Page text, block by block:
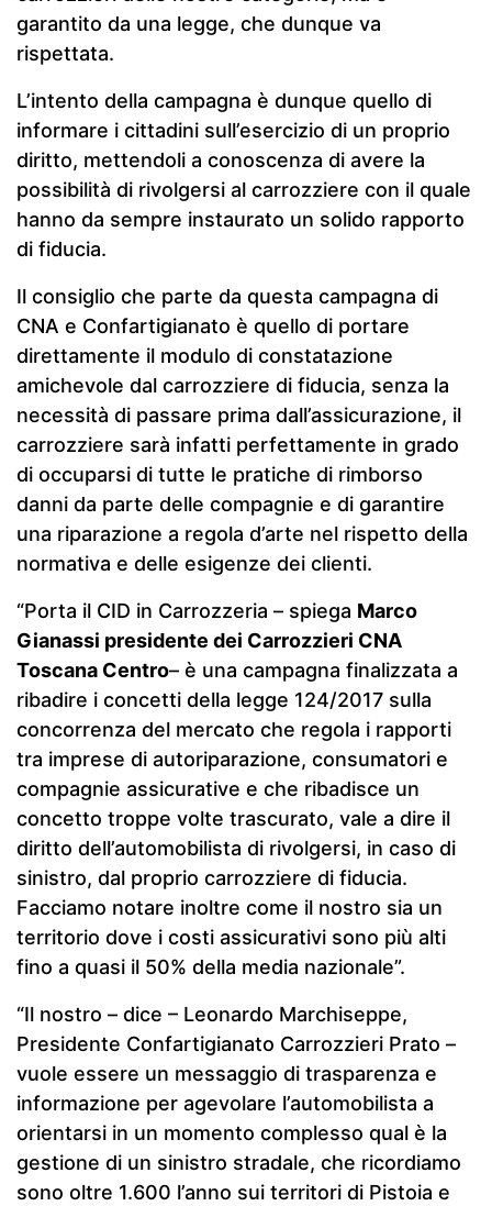
garantito da una legge, che dunque va
rispettata.
L’intento della campagna è dunque quello di
informare i cittadini sull’esercizio di un proprio
diritto, mettendoli a conoscenza di avere la
possibilità di rivolgersi al carrozziere con il quale
hanno da sempre instaurato un solido rapporto
di fiducia.
Il consiglio che parte da questa campagna di
CNA e Confartigianato è quello di portare
direttamente il modulo di constatazione
amichevole dal carrozziere di fiducia, senza la
necessità di passare prima dall’assicurazione, il
carrozziere sarà infatti perfettamente in grado
di occuparsi di tutte le pratiche di rimborso
danni da parte delle compagnie e di garantire
una riparazione a regola d’arte nel rispetto della
normativa e delle esigenze dei clienti.
“Porta il CID in Carrozzeria – spiega Marco
Gianassi presidente dei Carrozzieri CNA
Toscana Centro– è una campagna finalizzata a
ribadire i concetti della legge 124/2017 sulla
concorrenza del mercato che regola i rapporti
tra imprese di autoriparazione, consumatori e
compagnie assicurative e che ribadisce un
concetto troppe volte trascurato, vale a dire il
diritto dell’automobilista di rivolgersi, in caso di
sinistro, dal proprio carrozziere di fiducia.
Facciamo notare inoltre come il nostro sia un
territorio dove i costi assicurativi sono più alti
fino a quasi il 50% della media nazionale”.
“Il nostro – dice – Leonardo Marchiseppe,
Presidente Confartigianato Carrozzieri Prato –
vuole essere un messaggio di trasparenza e
informazione per agevolare l’automobilista a
orientarsi in un momento complesso qual è la
gestione di un sinistro stradale, che ricordiamo
sono oltre 1.600 l’anno sui territori di Pistoia e